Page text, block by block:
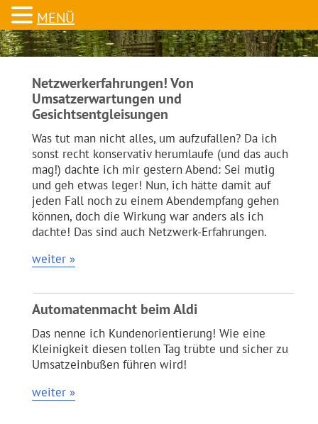
Netzwerkerfahrungen! Von
Umsatzerwartungen und
Gesichtsentgleisungen
Was tut man nicht alles, um aufzufallen? Da ich
sonst recht konservativ herumlaufe (und das auch
mag!) dachte ich mir gestern Abend: Sei mutig
und geh etwas leger! Nun, ich hätte damit auf
jeden Fall noch zu einem Abendempfang gehen
können, doch die Wirkung war anders als ich
dachte! Das sind auch Netzwerk-Erfahrungen.
weiter »
Automatenmacht beim Aldi
Das nenne ich Kundenorientierung! Wie eine
Kleinigkeit diesen tollen Tag trübte und sicher zu
Umsatzeinbußen führen wird!
weiter »
MENÜ